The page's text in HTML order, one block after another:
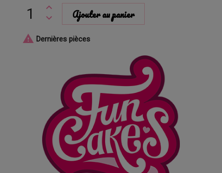
Ajouter au panier
 Dernières pièces